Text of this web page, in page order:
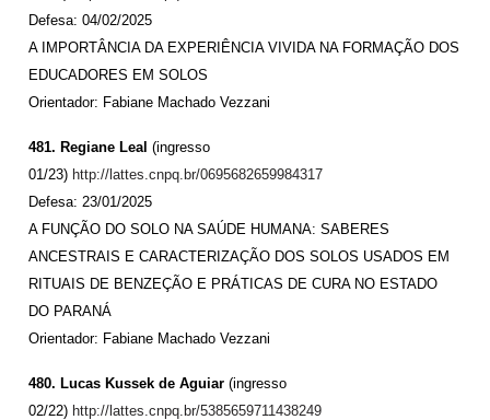
Defesa: 04/02/2025
A IMPORTÂNCIA DA EXPERIÊNCIA VIVIDA NA FORMAÇÃO DOS
EDUCADORES EM SOLOS
Orientador: Fabiane Machado Vezzani
481. Regiane Leal (ingresso
01/23) http://lattes.cnpq.br/0695682659984317
Defesa: 23/01/2025
A FUNÇÃO DO SOLO NA SAÚDE HUMANA: SABERES
ANCESTRAIS E CARACTERIZAÇÃO DOS SOLOS USADOS EM
RITUAIS DE BENZEÇÃO E PRÁTICAS DE CURA NO ESTADO
DO PARANÁ
Orientador: Fabiane Machado Vezzani
480. Lucas Kussek de Aguiar (ingresso
02/22) http://lattes.cnpq.br/5385659711438249